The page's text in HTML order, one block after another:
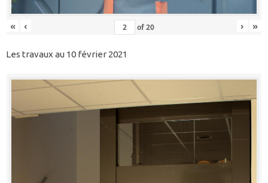
« ‹ of20 › »
Les travaux au 10 février 2021